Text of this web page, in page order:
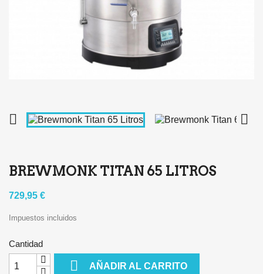
 
BREWMONK TITAN 65 LITROS
729,95 €
Impuestos incluidos
Cantidad
 AÑADIR AL CARRITO